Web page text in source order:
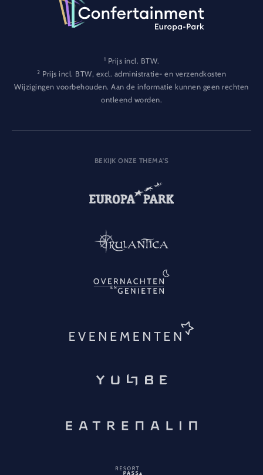
1 Prijs incl. BTW.
2 Prijs incl. BTW, excl. administratie- en verzendkosten
Wijzigingen voorbehouden. Aan de informatie kunnen geen rechten
ontleend worden.
BEKIJK ONZE THEMA'S